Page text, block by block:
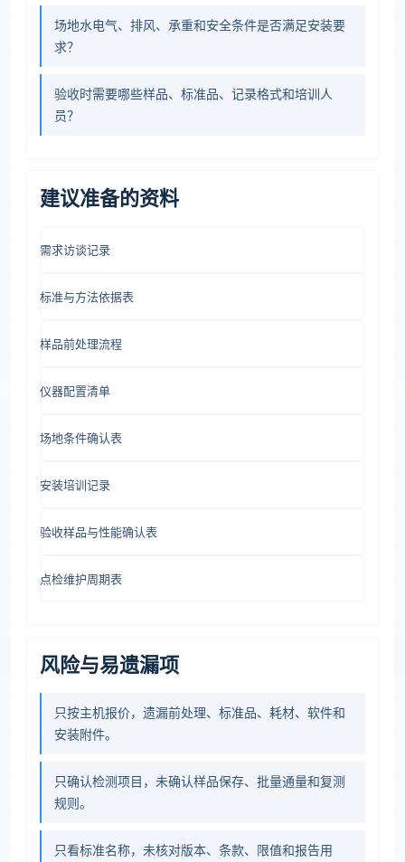
场地水电气、排风、承重和安全条件是否满足安装要
求？
验收时需要哪些样品、标准品、记录格式和培训人
员？
建议准备的资料
需求访谈记录
标准与方法依据表
样品前处理流程
仪器配置清单
场地条件确认表
安装培训记录
验收样品与性能确认表
点检维护周期表
风险与易遗漏项
只按主机报价，遗漏前处理、标准品、耗材、软件和
安装附件。
只确认检测项目，未确认样品保存、批量通量和复测
规则。
只看标准名称，未核对版本、条款、限值和报告用